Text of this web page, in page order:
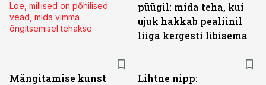
Loe, millised on põhilised
vead, mida vimma
õngitsemisel tehakse
püügil: mida teha, kui
ujuk hakkab pealiinil
liiga kergesti libisema
Mängitamise kunst
Lihtne nipp: